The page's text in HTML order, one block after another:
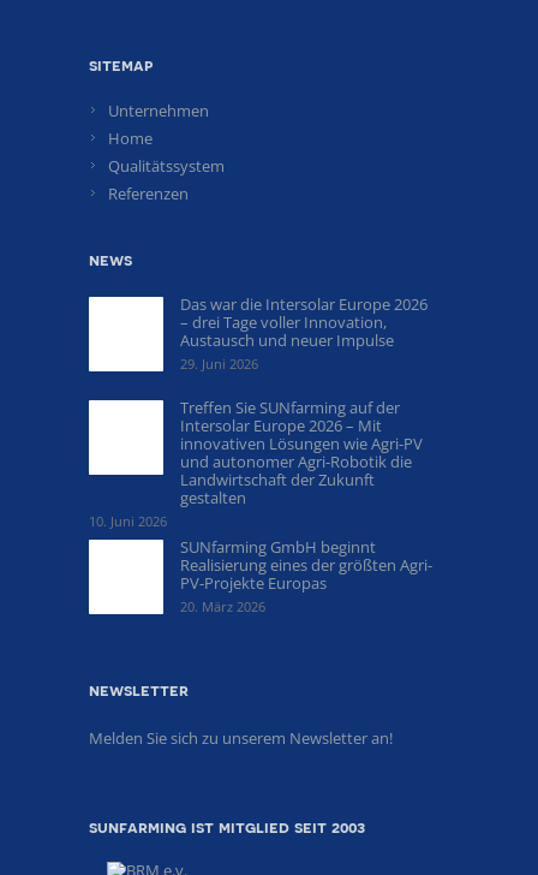
sitemap
Unternehmen
Home
Qualitätssystem
Referenzen
news
Das war die Intersolar Europe 2026
– drei Tage voller Innovation,
Austausch und neuer Impulse
29. Juni 2026
Treffen Sie SUNfarming auf der
Intersolar Europe 2026 – Mit
innovativen Lösungen wie Agri-PV
und autonomer Agri-Robotik die
Landwirtschaft der Zukunft
gestalten
10. Juni 2026
SUNfarming GmbH beginnt
Realisierung eines der größten Agri-
PV-Projekte Europas
20. März 2026
newsletter
Melden Sie sich zu unserem Newsletter an!
sunfarming ist mitglied seit 2003